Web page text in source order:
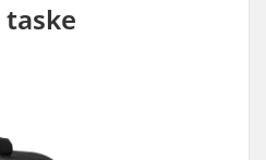
taske